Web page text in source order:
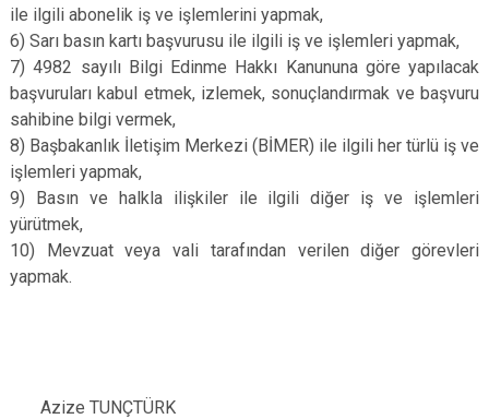
ile ilgili abonelik iş ve işlemlerini yapmak,
6) Sarı basın kartı başvurusu ile ilgili iş ve işlemleri yapmak,
7) 4982 sayılı Bilgi Edinme Hakkı Kanununa göre yapılacak
başvuruları kabul etmek, izlemek, sonuçlandırmak ve başvuru
sahibine bilgi vermek,
8) Başbakanlık İletişim Merkezi (BİMER) ile ilgili her türlü iş ve
işlemleri yapmak,
9) Basın ve halkla ilişkiler ile ilgili diğer iş ve işlemleri
yürütmek,
10) Mevzuat veya vali tarafından verilen diğer görevleri
yapmak.
Azize TUNÇTÜRK